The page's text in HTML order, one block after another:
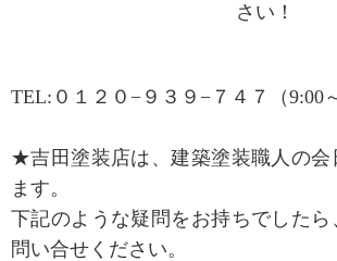
さい！
TEL:０１２０−９３９−７４７（9:00～
★吉田塗装店は、建築塗装職人の会
ます。
下記のような疑問をお持ちでした
問い合せください。